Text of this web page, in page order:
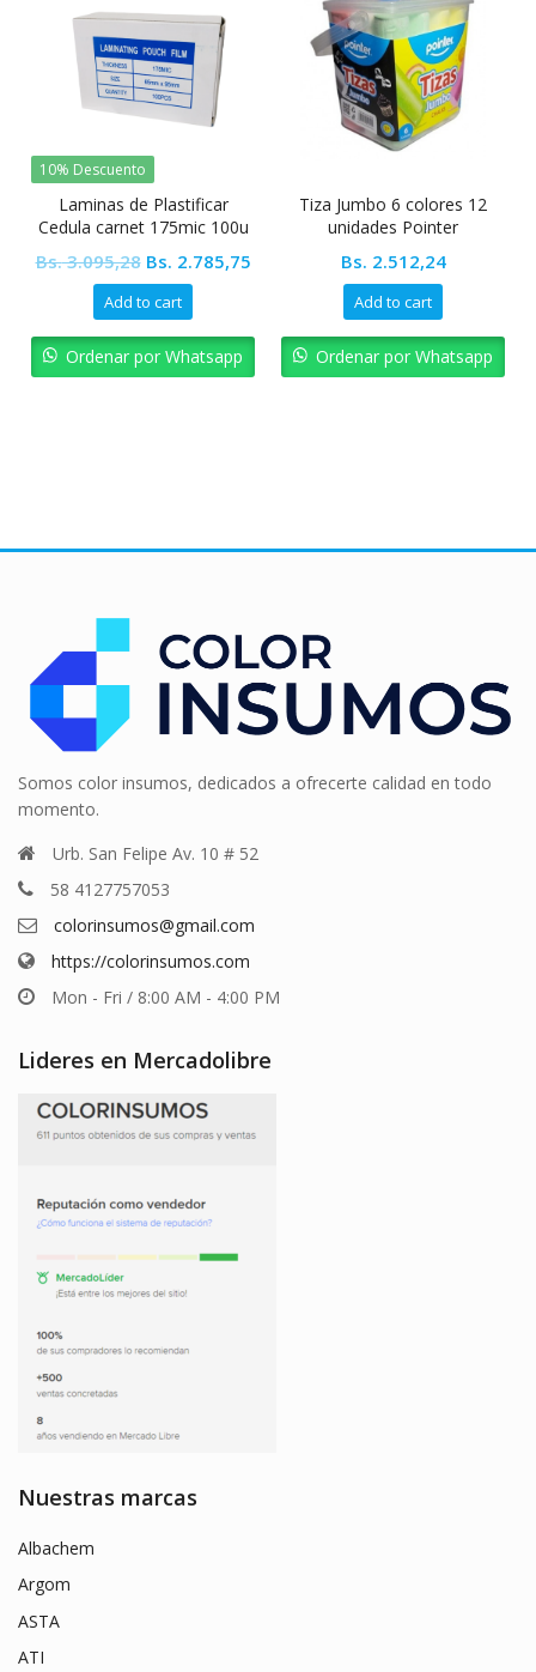
10% Descuento
Laminas de Plastificar
Cedula carnet 175mic 100u
Bs.3.095,28 Original
price
was:
Bs. 3.095,28.
Bs. 2.785,75Current
Bs. 2.785,75.
Add to cart
Ordenar por Whatsapp
Tiza Jumbo 6 colores 12
unidades Pointer
Bs. 2.512,24
Add to cart
Ordenar por Whatsapp
Somos color insumos, dedicados a ofrecerte calidad en todo
momento.
Urb. San Felipe Av. 10 # 52
58 4127757053
colorinsumos@gmail.com
https://colorinsumos.com
Mon - Fri / 8:00 AM - 4:00 PM
Lideres en Mercadolibre
Nuestras marcas
Albachem
Argom
ASTA
ATI